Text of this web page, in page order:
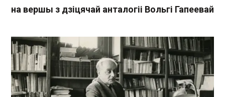
на вершы з дзіцячай анталогіі Вольгі Гапеевай